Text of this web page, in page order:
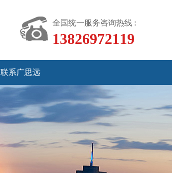
全国统一服务咨询热线 :
13826972119
联系广思远